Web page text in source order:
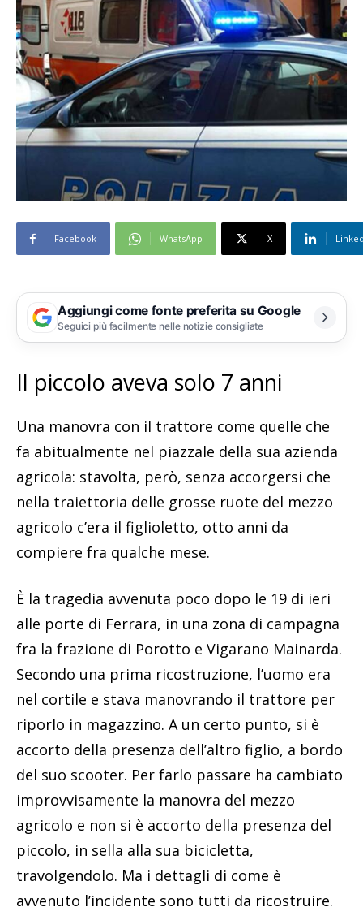
Facebook WhatsApp X
Aggiungi come fonte preferita su Google
Seguici più facilmente nelle notizie consigliate
Il piccolo aveva solo 7 anni
Una manovra con il trattore come quelle che
fa abitualmente nel piazzale della sua azienda
agricola: stavolta, però, senza accorgersi che
nella traiettoria delle grosse ruote del mezzo
agricolo c’era il figlioletto, otto anni da
compiere fra qualche mese.
È la tragedia avvenuta poco dopo le 19 di ieri
alle porte di Ferrara, in una zona di campagna
fra la frazione di Porotto e Vigarano Mainarda.
Secondo una prima ricostruzione, l’uomo era
nel cortile e stava manovrando il trattore per
riporlo in magazzino. A un certo punto, si è
accorto della presenza dell’altro figlio, a bordo
del suo scooter. Per farlo passare ha cambiato
improvvisamente la manovra del mezzo
agricolo e non si è accorto della presenza del
piccolo, in sella alla sua bicicletta,
travolgendolo. Ma i dettagli di come è
avvenuto l’incidente sono tutti da ricostruire.